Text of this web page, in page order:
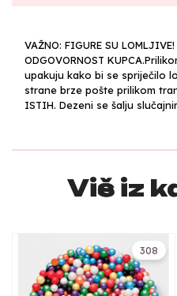
VAŽNO: FIGURE SU
ODGOVORNOST
upakuju kako bi se spriječilo
strane brze pošte prilikom
ISTIH. Dezeni se šalju
Više iz
308